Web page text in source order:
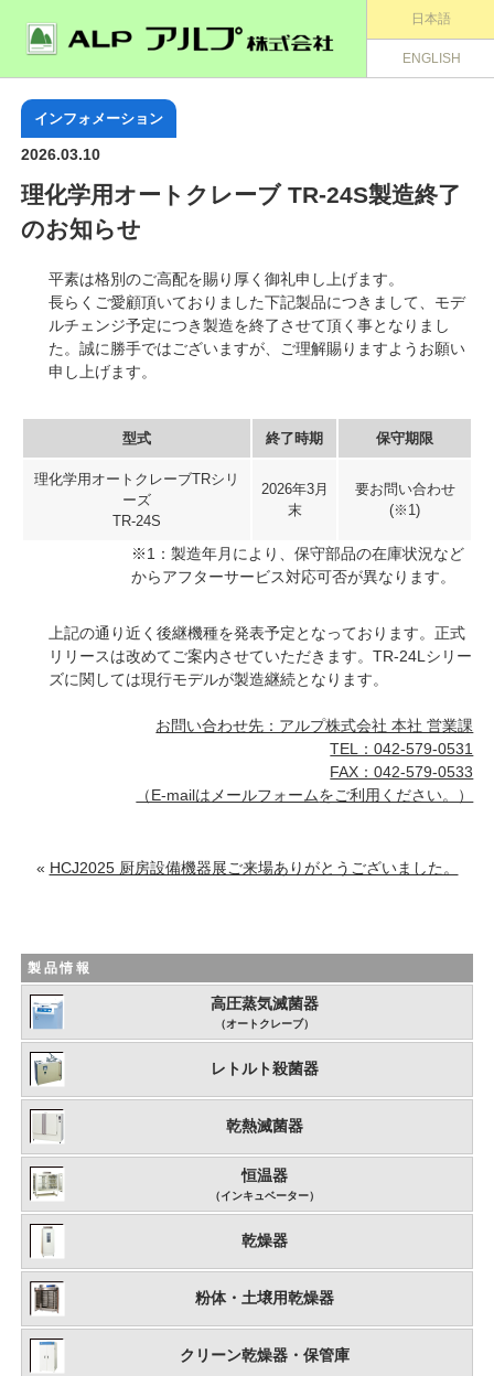
日本語
ENGLISH
インフォメーション
2026.03.10
理化学用オートクレーブ TR-24S製造終了
のお知らせ
平素は格別のご高配を賜り厚く御礼申し上げます。
長らくご愛顧頂いておりました下記製品につきまして、モデ
ルチェンジ予定につき製造を終了させて頂く事となりまし
た。誠に勝手ではございますが、ご理解賜りますようお願い
申し上げます。
型式 終了時期 保守期限
理化学用オートクレーブTRシリ
ーズ
TR-24S
2026年3月
末
要お問い合わせ
(※1)
※1：製造年月により、保守部品の在庫状況など
からアフターサービス対応可否が異なります。
上記の通り近く後継機種を発表予定となっております。正式
リリースは改めてご案内させていただきます。TR-24Lシリー
ズに関しては現行モデルが製造継続となります。
お問い合わせ先：アルプ株式会社 本社 営業課
TEL：042-579-0531
FAX：042-579-0533
（E-mailは メールフォームをご利用ください。）
« HCJ2025 厨房設備機器展ご来場ありがとうございました。
製品情報
高圧蒸気滅菌器
（オートクレーブ）
レトルト殺菌器
乾熱滅菌器
恒温器
（インキュベーター）
乾燥器
粉体・土壌用乾燥器
クリーン乾燥器・保管庫